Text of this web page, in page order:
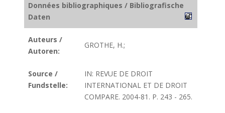
Données bibliographiques / Bibliografische
Daten
Auteurs /
Autoren:
GROTHE, H.;
Source /
Fundstelle:
IN: REVUE DE DROIT
INTERNATIONAL ET DE DROIT
COMPARE. 2004-81. P. 243 - 265.